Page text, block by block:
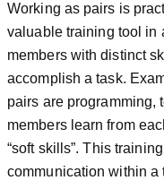
Working as pairs is
valuable training tool in
members with distinct
accomplish a task.
pairs are programming,
members learn from
“soft skills”. This
communication within a